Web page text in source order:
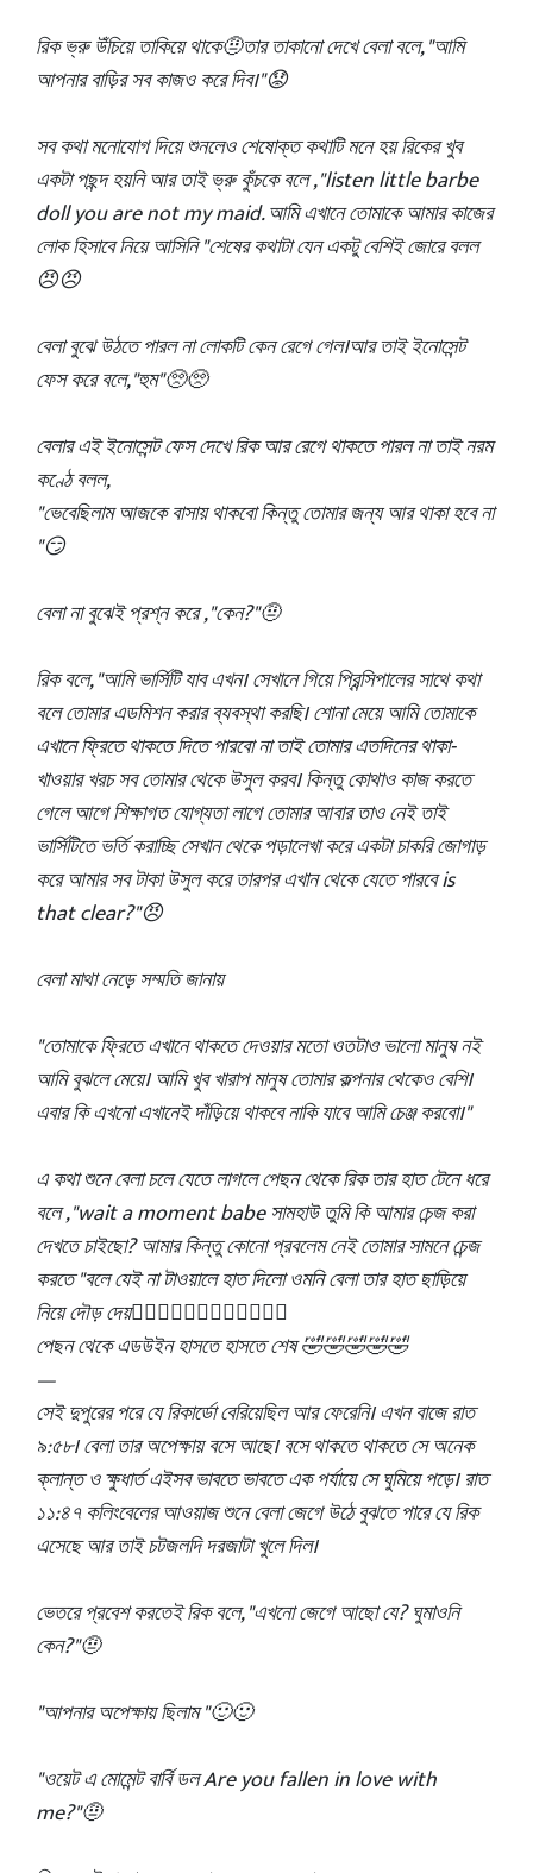
রিক ভ্রু উঁচিয়ে তাকিয়ে থাকে🤨তার তাকানো দেখে বেলা বলে, "আমি
আপনার বাড়ির সব কাজও করে দিব।"😟
সব কথা মনোযোগ দিয়ে শুনলেও শেষোক্ত কথাটি মনে হয় রিকের খুব
একটা পছন্দ হয়নি আর তাই ভ্রু কুঁচকে বলে ,"listen little barbe
doll you are not my maid. আমি এখানে তোমাকে আমার কাজের
লোক হিসাবে নিয়ে আসিনি "শেষের কথাটা যেন একটু বেশিই জোরে বলল
😠😠
বেলা বুঝে উঠতে পারল না লোকটি কেন রেগে গেল।আর তাই ইনোসেন্ট
ফেস করে বলে,"হুম"🥺🥺
বেলার এই ইনোসেন্ট ফেস দেখে রিক আর রেগে থাকতে পারল না তাই নরম
কণ্ঠে বলল,
"ভেবেছিলাম আজকে বাসায় থাকবো কিন্তু তোমার জন্য আর থাকা হবে না
"😏
বেলা না বুঝেই প্রশ্ন করে ,"কেন?"🤨
রিক বলে, "আমি ভার্সিটি যাব এখন। সেখানে গিয়ে প্রিন্সিপালের সাথে কথা
বলে তোমার এডমিশন করার ব্যবস্থা করছি। শোনা মেয়ে আমি তোমাকে
এখানে ফ্রিতে থাকতে দিতে পারবো না তাই তোমার এতদিনের থাকা-
খাওয়ার খরচ সব তোমার থেকে উসুল করব। কিন্তু কোথাও কাজ করতে
গেলে আগে শিক্ষাগত যোগ্যতা লাগে তোমার আবার তাও নেই তাই
ভার্সিটিতে ভর্তি করাচ্ছি সেখান থেকে পড়ালেখা করে একটা চাকরি জোগাড়
করে আমার সব টাকা উসুল করে তারপর এখান থেকে যেতে পারবে is
that clear?"😠
বেলা মাথা নেড়ে সম্মতি জানায়
"তোমাকে ফ্রিতে এখানে থাকতে দেওয়ার মতো ওতটাও ভালো মানুষ নই
আমি বুঝলে মেয়ে। আমি খুব খারাপ মানুষ তোমার কল্পনার থেকেও বেশি।
এবার কি এখনো এখানেই দাঁড়িয়ে থাকবে নাকি যাবে আমি চেঞ্জ করবো।"
এ কথা শুনে বেলা চলে যেতে লাগলে পেছন থেকে রিক তার হাত টেনে ধরে
বলে ,"wait a moment babe সামহাউ তুমি কি আমার চেন্জ করা
দেখতে চাইছো? আমার কিন্তু কোনো প্রবলেম নেই তোমার সামনে চেন্জ
করতে "বলে যেই না টাওয়ালে হাত দিলো ওমনি বেলা তার হাত ছাড়িয়ে
নিয়ে দৌড় দেয়🏃🏼‍♀️🏃🏼‍♀️🏃🏼‍♀️🏃🏼‍♀️
পেছন থেকে এডউইন হাসতে হাসতে শেষ 🤣🤣🤣🤣🤣
—
সেই দুপুরের পরে যে রিকার্ডো বেরিয়েছিল আর ফেরেনি। এখন বাজে রাত
৯:৫৮। বেলা তার অপেক্ষায় বসে আছে। বসে থাকতে থাকতে সে অনেক
ক্লান্ত ও ক্ষুধার্ত এইসব ভাবতে ভাবতে এক পর্যায়ে সে ঘুমিয়ে পড়ে। রাত
১১:৪৭ কলিংবেলের আওয়াজ শুনে বেলা জেগে উঠে বুঝতে পারে যে রিক
এসেছে আর তাই চটজলদি দরজাটা খুলে দিল।
ভেতরে প্রবেশ করতেই রিক বলে, "এখনো জেগে আছো যে? ঘুমাওনি
কেন?"🤨
"আপনার অপেক্ষায় ছিলাম "🙂🙂
"ওয়েট এ মোমেন্ট বার্বি ডল Are you fallen in love with
me?"🤨